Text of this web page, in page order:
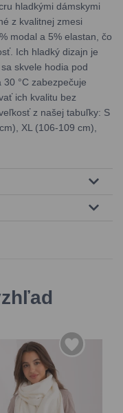
hladkými dámskymi
z kvalitnej zmesi
modal a 5% elastan, čo
Ich hladký dizajn je
skvele hodia pod
°C zabezpečuje
ich kvalitu bez
z našej tabuľky: S
XL (106-109 cm),